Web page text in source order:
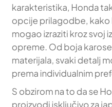
karakteristika, Honda
opcije prilagodbe, kako
mogao izraziti kroz svoj
opreme. Od boja
materijala, svaki detalj
prema individualnim
S obzirom na to da se
proizvodi isključivo za